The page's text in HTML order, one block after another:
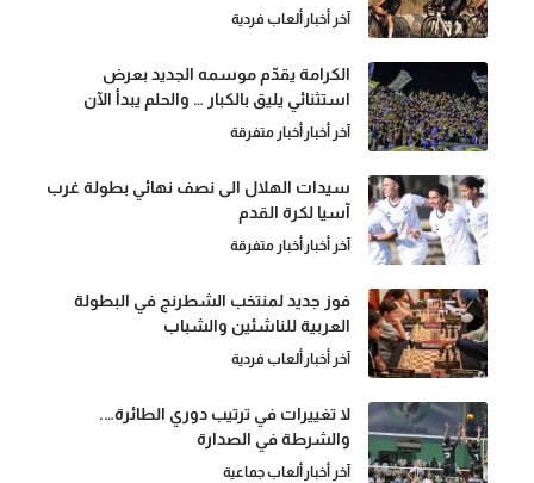
آخر أخبارألعاب فردية
الكرامة يقدّم موسمه الجديد بعرض
استثنائي يليق بالكبار … والحلم يبدأ الآن
آخر أخبارأخبار متفرقة
سيدات الهلال الى نصف نهائي بطولة غرب
آسيا لكرة القدم
آخر أخبارأخبار متفرقة
فوز جديد لمنتخب الشطرنج في البطولة
العربية للناشئين والشباب
آخر أخبارألعاب فردية
لا تغييرات في ترتيب دوري الطائرة….
والشرطة في الصدارة
آخر أخبارألعاب جماعية